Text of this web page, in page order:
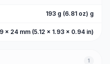
193 g (6.81 oz) g
x 24 mm (5.12 x 1.93 x 0.94 in)
1